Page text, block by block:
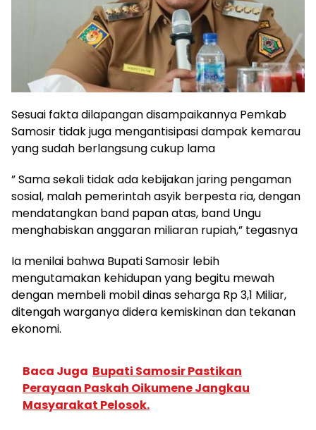
Sesuai fakta dilapangan disampaikannya Pemkab
Samosir tidak juga mengantisipasi dampak kemarau
yang sudah berlangsung cukup lama
” Sama sekali tidak ada kebijakan jaring pengaman
sosial, malah pemerintah asyik berpesta ria, dengan
mendatangkan band papan atas, band Ungu
menghabiskan anggaran miliaran rupiah,” tegasnya
Ia menilai bahwa Bupati Samosir lebih
mengutamakan kehidupan yang begitu mewah
dengan membeli mobil dinas seharga Rp 3,1 Miliar,
ditengah warganya didera kemiskinan dan tekanan
ekonomi.
Baca Juga Bupati Samosir Pastikan
Perayaan Paskah Oikumene Jangkau
Masyarakat Pelosok.